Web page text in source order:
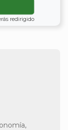
redirigido